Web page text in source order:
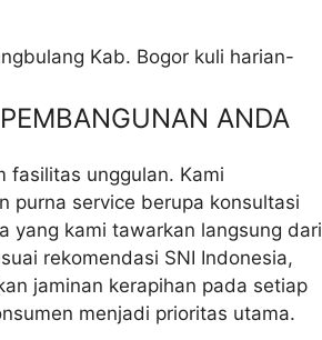
Kab. Bogor kuli harian-
ANDA
fasilitas unggulan. Kami
purna service berupa konsultasi
yang kami tawarkan langsung dari
rekomendasi SNI Indonesia,
jaminan kerapihan pada setiap
menjadi prioritas utama.